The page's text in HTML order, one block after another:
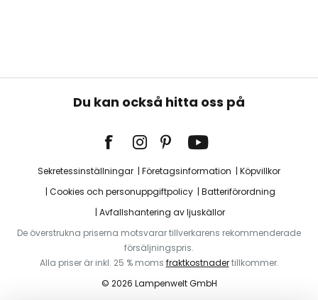
Du kan också hitta oss på
Sekretessinställningar Företagsinformation
Köpvillkor
Cookies och personuppgiftpolicy
Batteriförordning
Avfallshantering av ljuskällor
De överstrukna priserna motsvarar tillverkarens rekommenderade
försäljningspris.
Alla priser är inkl. 25 % moms fraktkostnadertillkommer.
© 2026 Lampenwelt GmbH